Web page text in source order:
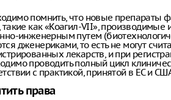
помнить, что новые препараты
такие как «Коагил-VII»,
инженерным путем
дженериками, то есть не могут
лекарств, и при
проводить полный цикл
с практикой, принятой в ЕС и
права